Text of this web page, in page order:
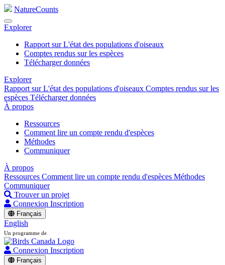
NatureCounts
Explorer
Rapport sur L'état des populations d'oiseaux
Comptes rendus sur les espèces
Télécharger données
Explorer
Rapport sur L'état des populations d'oiseaux Comptes rendus sur les
espèces Télécharger données
À propos
Ressources
Comment lire un compte rendu d'espèces
Méthodes
Communiquer
À propos
Ressources Comment lire un compte rendu d'espèces Méthodes
Communiquer
Trouver un projet
Connexion Inscription
Français
English
Un programme de
Connexion Inscription
Français